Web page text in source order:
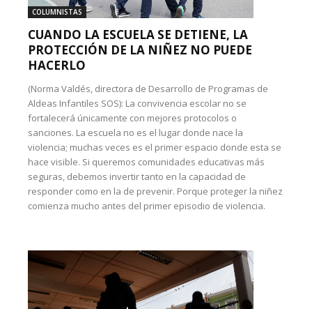
COLUMNISTAS
CUANDO LA ESCUELA SE DETIENE, LA
PROTECCIÓN DE LA NIÑEZ NO PUEDE
HACERLO
(Norma Valdés, directora de Desarrollo de Programas de
Aldeas Infantiles SOS): La convivencia escolar no se
fortalecerá únicamente con mejores protocolos o
sanciones. La escuela no es el lugar donde nace la
violencia; muchas veces es el primer espacio donde esta se
hace visible. Si queremos comunidades educativas más
seguras, debemos invertir tanto en la capacidad de
responder como en la de prevenir. Porque proteger la niñez
comienza mucho antes del primer episodio de violencia.